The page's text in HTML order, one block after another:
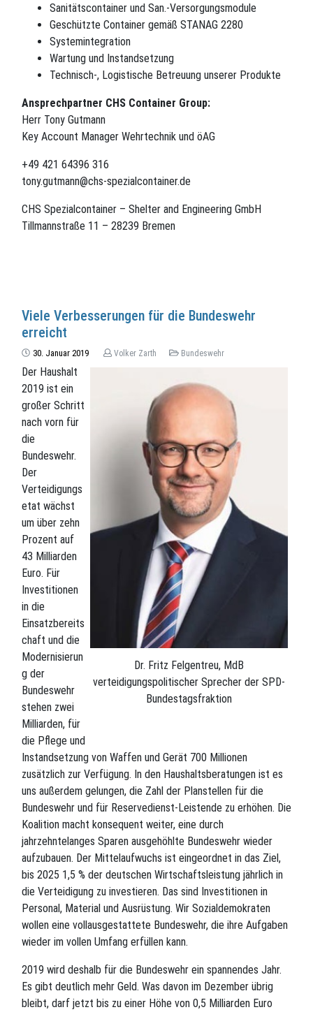
Sanitätscontainer und San.-Versorgungsmodule
Geschützte Container gemäß STANAG 2280
Systemintegration
Wartung und Instandsetzung
Technisch-, Logistische Betreuung unserer Produkte
Ansprechpartner CHS Container Group:
Herr Tony Gutmann
Key Account Manager Wehrtechnik und öAG
+49 421 64396 316
tony.gutmann@chs-spezialcontainer.de
CHS Spezialcontainer – Shelter and Engineering GmbH
Tillmannstraße 11 – 28239 Bremen
Viele Verbesserungen für die Bundeswehr
erreicht
30. Januar 2019 Volker Zarth Bundeswehr
Dr. Fritz Felgentreu, MdB
verteidigungspolitischer Sprecher der SPD-
Bundestagsfraktion
Der Haushalt
2019 ist ein
großer Schritt
nach vorn für
die
Bundeswehr.
Der
Verteidigungs
etat wächst
um über zehn
Prozent auf
43 Milliarden
Euro. Für
Investitionen
in die
Einsatzbereits
chaft und die
Modernisierun
g der
Bundeswehr
stehen zwei
Milliarden, für
die Pflege und
Instandsetzung von Waffen und Gerät 700 Millionen
zusätzlich zur Verfügung. In den Haushaltsberatungen ist es
uns außerdem gelungen, die Zahl der Planstellen für die
Bundeswehr und für Reservedienst-Leistende zu erhöhen. Die
Koalition macht konsequent weiter, eine durch
jahrzehntelanges Sparen ausgehöhlte Bundeswehr wieder
aufzubauen. Der Mittelaufwuchs ist eingeordnet in das Ziel,
bis 2025 1,5 % der deutschen Wirtschaftsleistung jährlich in
die Verteidigung zu investieren. Das sind Investitionen in
Personal, Material und Ausrüstung. Wir Sozialdemokraten
wollen eine vollausgestattete Bundeswehr, die ihre Aufgaben
wieder im vollen Umfang erfüllen kann.
2019 wird deshalb für die Bundeswehr ein spannendes Jahr.
Es gibt deutlich mehr Geld. Was davon im Dezember übrig
bleibt, darf jetzt bis zu einer Höhe von 0,5 Milliarden Euro